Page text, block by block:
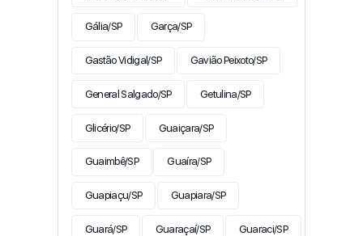
Gália/SP Garça/SP
Gastão Vidigal/SP Gavião Peixoto/SP
General Salgado/SP Getulina/SP
Glicério/SP Guaiçara/SP
Guaimbê/SP Guaíra/SP
Guapiaçu/SP Guapiara/SP
Guará/SP Guaraçaí/SP Guaraci/SP